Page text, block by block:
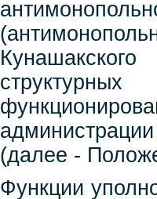
(далее -
Функции